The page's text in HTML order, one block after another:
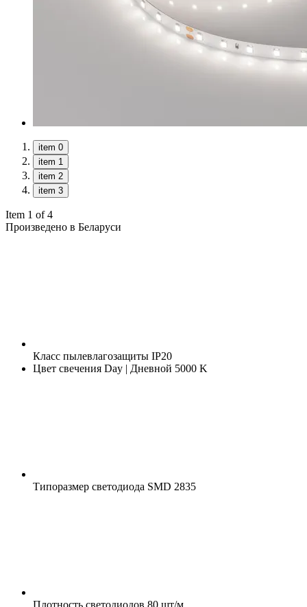
item 0
item 1
item 2
item 3
Item 1 of 4
Произведено в Беларуси
Класс пылевлагозащиты IP20
Цвет свечения Day | Дневной 5000 K
Типоразмер светодиода SMD 2835
Плотность светодиодов 80 шт/м